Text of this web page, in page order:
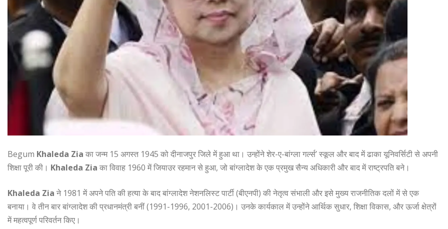
Begum Khaleda Zia का जन्म 15 अगस्त 1945 को दीनाजपुर जिले में हुआ था। उन्होंने शेर-ए-बांग्ला गर्ल्स’ स्कूल और बाद में ढाका यूनिवर्सिटी से अपनी
शिक्षा पूरी की। Khaleda Zia का विवाह 1960 में जियाउर रहमान से हुआ, जो बांग्लादेश के एक प्रमुख सैन्य अधिकारी और बाद में राष्ट्रपति बने।
Khaleda Zia ने 1981 में अपने पति की हत्या के बाद बांग्लादेश नेशनलिस्ट पार्टी (बीएनपी) की नेतृत्व संभाली और इसे मुख्य राजनीतिक दलों में से एक
बनाया। वे तीन बार बांग्लादेश की प्रधानमंत्री बनीं (1991-1996, 2001-2006)। उनके कार्यकाल में उन्होंने आर्थिक सुधार, शिक्षा विकास, और ऊर्जा क्षेत्रों
में महत्वपूर्ण परिवर्तन किए।